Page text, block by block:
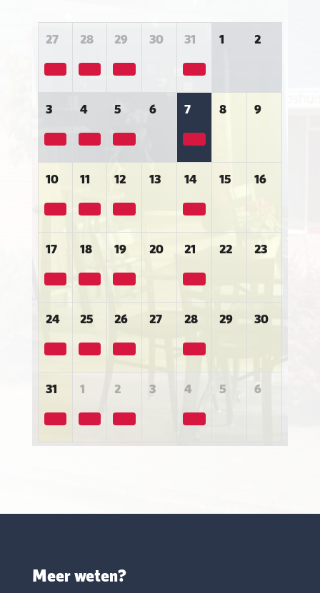
27 28 29 30 31 1 2
3 4 5 6 7 8 9
10 11 12 13 14 15 16
17 18 19 20 21 22 23
24 25 26 27 28 29 30
31 1 2 3 4 5 6
Meer weten?